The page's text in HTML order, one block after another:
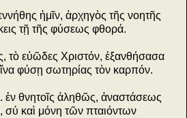
ἡμῖν, ἀρχηγὸς τῆς νοητῆς
τῇ τῆς φύσεως φθορά.
τὸ εὐῶδες Χριστόν, ἐξανθήσασα
φύσῃ σωτηρίας τὸν καρπόν.
ἐν θνητοῖς ἀληθῶς, ἀναστάσεως
καὶ μόνη τῶν πταιόντων